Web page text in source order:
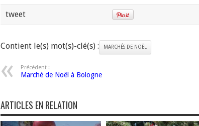
tweet
Contient le(s) mot(s)-clé(s) : MARCHÉS DE NOËL
Précédent :
Marché de Noël à Bologne
ARTICLES EN RELATION